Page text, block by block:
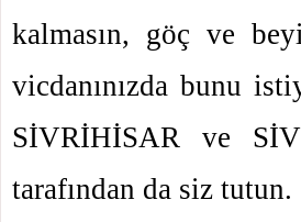
kalmasın, göç ve
vicdanınızda bunu
SİVRİHİSAR ve
tarafından da siz tutun.